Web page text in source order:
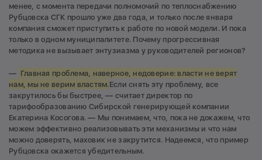
менее, с момента передачи полномочий по теплоснабжению
Рубцовска СГК прошло уже два года, и только после января
компания сможет приступить к работе по новой модели. И пока
только в одном муниципалитете. Почему прогрессивная
методика не вызывает энтузиазма у руководителей регионов?
— Главная проблема, наверное, недоверие: власти не верят
нам, мы не верим властям. Если снять эту проблему, все
закрутилось бы быстрее, — считает директор по
тарифообразованию Сибирской генерирующей компании
Екатерина Косогова. — Мы понимаем, что, пока не докажем, что
можем эффективно реализовывать эти механизмы и что нам
можно доверять, маховик не закрутится. Надеемся, что пример
Рубцовска окажется убедительным.